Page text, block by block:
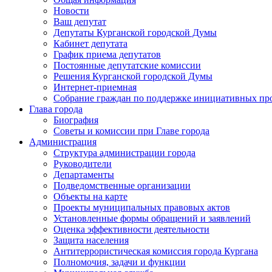
Новости
Ваш депутат
Депутаты Курганской городской Думы
Кабинет депутата
График приема депутатов
Постоянные депутатские комиссии
Решения Курганской городской Думы
Интернет-приемная
Собрание граждан по поддержке инициативных
Глава города
Биография
Советы и комиссии при Главе города
Администрация
Структура администрации города
Руководители
Департаменты
Подведомственные организации
Объекты на карте
Проекты муниципальных правовых актов
Установленные формы обращений и заявлений
Оценка эффективности деятельности
Защита населения
Антитеррористическая комиссия города Кургана
Полномочия, задачи и функции